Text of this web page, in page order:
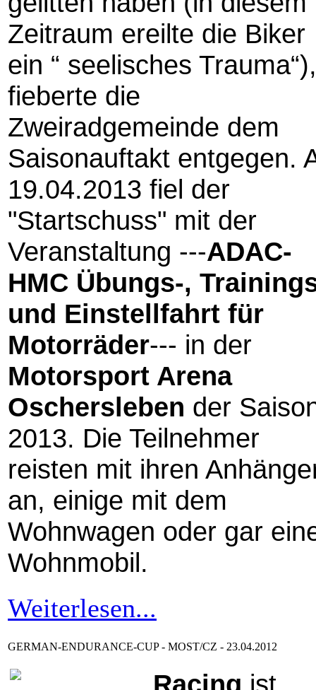
Zeitraum ereilte die Biker
ein “ seelisches Trauma“),
fieberte die
Zweiradgemeinde dem
Saisonauftakt entgegen.
19.04.2013 fiel der
"Startschuss" mit der
Veranstaltung ---ADAC-
HMC Übungs-,
und Einstellfahrt für
Motorräder--- in der
Motorsport Arena
Oschersleben der
2013. Die Teilnehmer
reisten mit ihren
an, einige mit dem
Wohnwagen oder gar
Wohnmobil.
Weiterlesen...
GERMAN-ENDURANCE-CUP - MOST/CZ - 23.04.2012